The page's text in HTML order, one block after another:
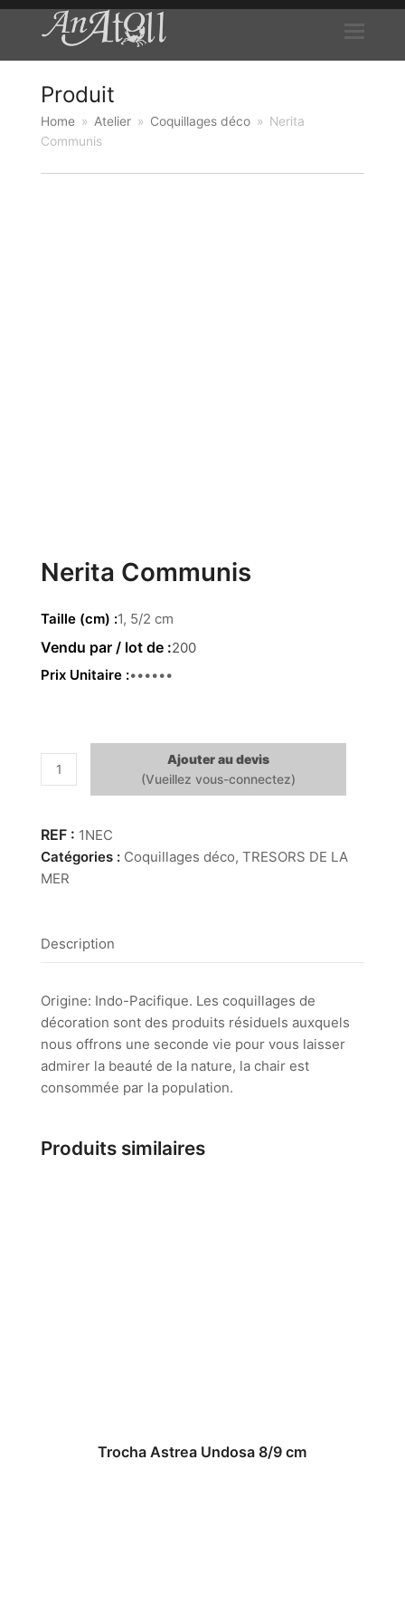
Produit
Home » Atelier » Coquillages déco » Nerita
Communis
Nerita Communis
Taille (cm) 1, 5/2 cm
200
Prix Unitaire 0.22 €
quantité
de
Communis
Ajouter au devis
1NEC
Catégories : Coquillages déco, TRESORS DE LA
MER
Description
Origine: Indo-Pacifique. Les coquillages de
décoration sont des produits résiduels auxquels
nous offrons une seconde vie pour vous laisser
admirer la beauté de la nature, la chair est
consommée par la population.
Produits similaires
Trocha Astrea Undosa 8/9 cm